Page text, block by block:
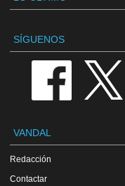
SÍGUENOS
VANDAL
Redacción
Contactar